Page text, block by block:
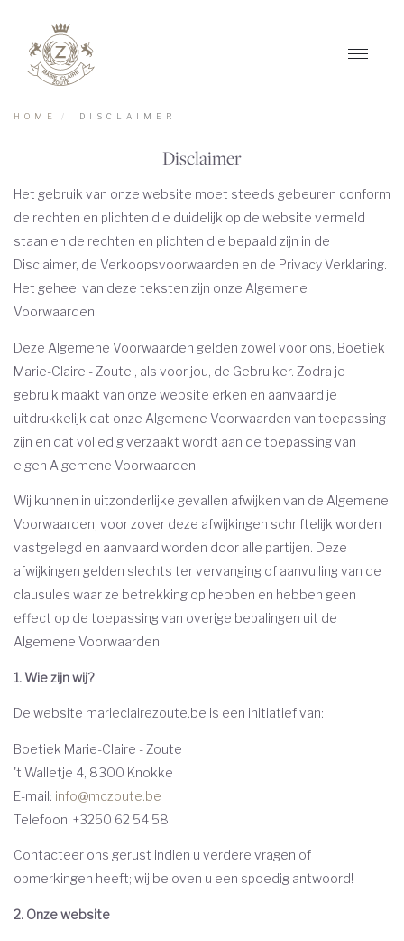
Toggle
HOME DISCLAIMER
Disclaimer
Het gebruik van onze website moet steeds gebeuren conform
de rechten en plichten die duidelijk op de website vermeld
staan en de rechten en plichten die bepaald zijn in de
Disclaimer, de Verkoopsvoorwaarden en de Privacy Verklaring.
Het geheel van deze teksten zijn onze Algemene
Voorwaarden.
Deze Algemene Voorwaarden gelden zowel voor ons, Boetiek
Marie-Claire - Zoute , als voor jou, de Gebruiker. Zodra je
gebruik maakt van onze website erken en aanvaard je
uitdrukkelijk dat onze Algemene Voorwaarden van toepassing
zijn en dat volledig verzaakt wordt aan de toepassing van
eigen Algemene Voorwaarden.
Wij kunnen in uitzonderlijke gevallen afwijken van de Algemene
Voorwaarden, voor zover deze afwijkingen schriftelijk worden
vastgelegd en aanvaard worden door alle partijen. Deze
afwijkingen gelden slechts ter vervanging of aanvulling van de
clausules waar ze betrekking op hebben en hebben geen
effect op de toepassing van overige bepalingen uit de
Algemene Voorwaarden.
1. Wie zijn wij?
De website marieclairezoute.be is een initiatief van:
Boetiek Marie-Claire - Zoute
't Walletje 4, 8300 Knokke
E-mail: info@mczoute.be
Telefoon: +3250 62 54 58
Contacteer ons gerust indien u verdere vragen of
opmerkingen heeft; wij beloven u een spoedig antwoord!
2. Onze website